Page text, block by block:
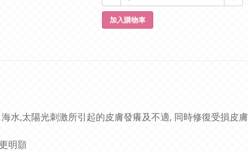
加入購物車
水,太陽光刺激所引起的皮膚發癢及不適, 同時修復受損皮膚
明顥